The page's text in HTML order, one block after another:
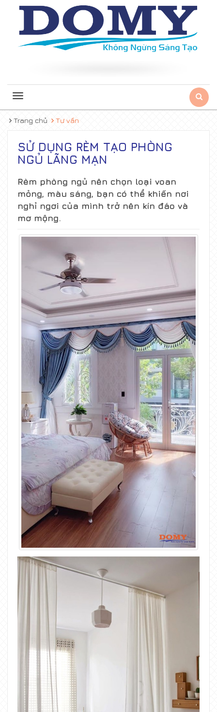
Toggle
Trang chủ
Tư vấn
SỬ DỤNG RÈM TẠO PHÒNG
NGỦ LÃNG MẠN
Rèm phòng ngủ nên chọn loại voan
mỏng, màu sáng, bạn có thể khiến nơi
nghỉ ngơi của mình trở nên kín đáo và
mơ mộng.